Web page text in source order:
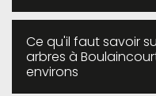
Ce qu'il faut savoir
arbres à
environs